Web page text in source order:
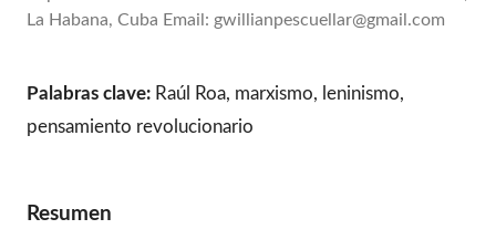
La Habana, Cuba Email: gwillianpescuellar@gmail.com
Palabras clave: Raúl Roa, marxismo, leninismo,
pensamiento revolucionario
Resumen